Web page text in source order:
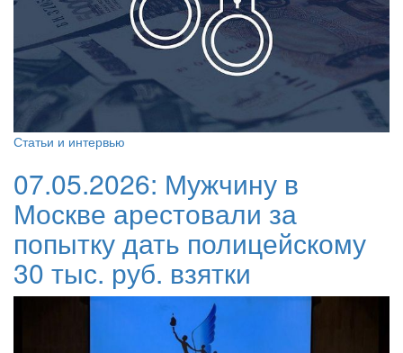
Статьи и интервью
07.05.2026: Мужчину в
Москве арестовали за
попытку дать полицейскому
30 тыс. руб. взятки